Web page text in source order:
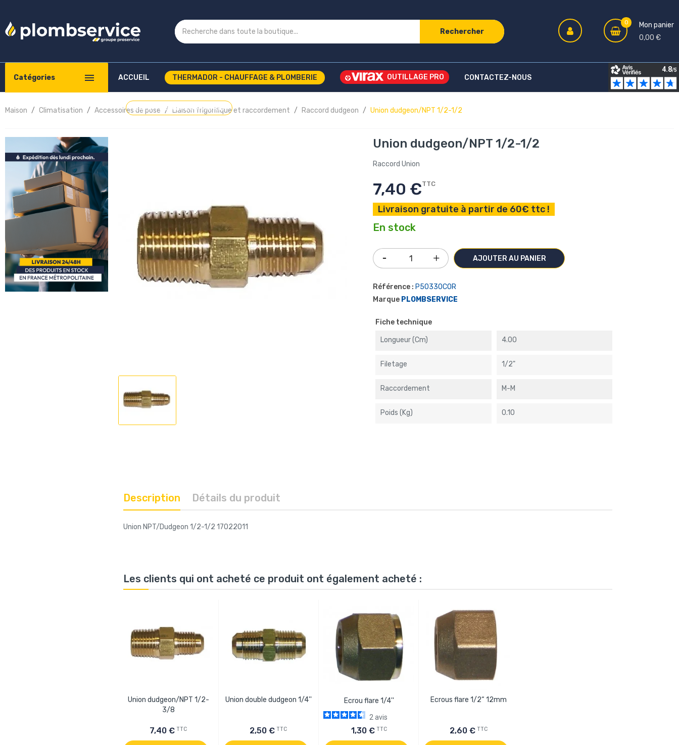
Rechercher
0
Mon panier
0,00 €
Catégories ACCUEIL THERMADOR - CHAUFFAGE & PLOMBERIE CONTACTEZ-NOUS
COMPTE PROFESSIONNEL
Maison Climatisation Accessoires de pose Liaison frigorifique et raccordement Raccord dudgeon Union dudgeon/NPT 1/2-1/2
Union dudgeon/NPT 1/2-1/2
Raccord Union
7,40 €TTC
Livraison gratuite à partir de 60€ ttc !
En stock
AJOUTER AU PANIER
Référence : P50330COR
Marque PLOMBSERVICE
Fiche technique
Longueur (cm) 4.00
Filetage 1/2"
Raccordement M-M
Poids (kg) 0.10
Description Détails du produit
Union NPT/Dudgeon 1/2-1/2 17022011
Les clients qui ont acheté ce produit ont également acheté :
Union dudgeon/NPT 1/2-
3/8
7,40 € TTC
Union double dudgeon 1/4''
2,50 € TTC
Ecrou flare 1/4''
2 avis
1,30 € TTC
Ecrous flare 1/2“ 12mm
2,60 € TTC